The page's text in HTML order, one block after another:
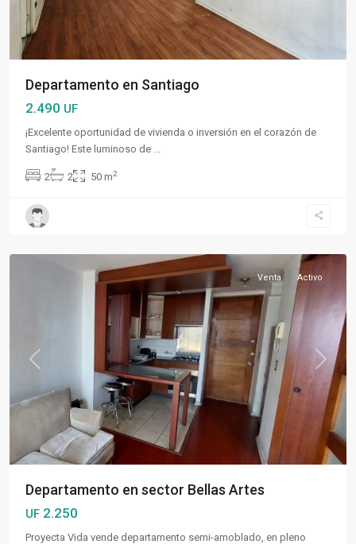
Departamento en Santiago
2.490 UF
¡Excelente oportunidad de vivienda o inversión en el corazón de
Santiago! Este luminoso de
2 2 50 m2
Santiago
Centro
Previous Next
Venta Activo
Departamento en sector Bellas Artes
UF 2.250
Proyecta Vida vende departamento semi-amoblado, en pleno